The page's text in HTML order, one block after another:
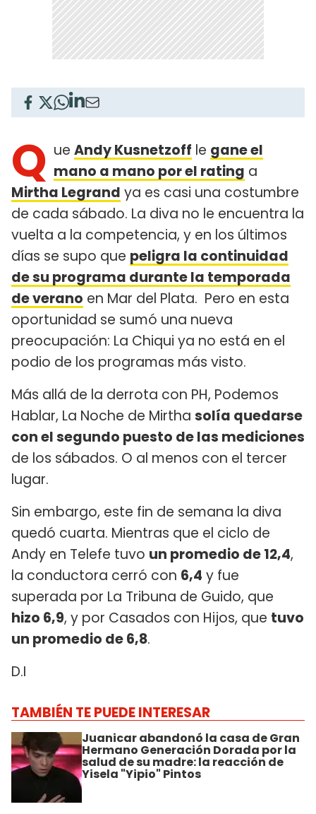
Q ue Andy Kusnetzoff le gane el
mano a mano por el rating a
Mirtha Legrand ya es casi una costumbre
de cada sábado. La diva no le encuentra la
vuelta a la competencia, y en los últimos
días se supo que peligra la continuidad
de su programa durante la temporada
de verano en Mar del Plata. Pero en esta
oportunidad se sumó una nueva
preocupación: La Chiqui ya no está en el
podio de los programas más visto.
Más allá de la derrota con PH, Podemos
Hablar, La Noche de Mirtha solía quedarse
con el segundo puesto de las mediciones
de los sábados. O al menos con el tercer
lugar.
Sin embargo, este fin de semana la diva
quedó cuarta. Mientras que el ciclo de
Andy en Telefe tuvo un promedio de 12,4,
la conductora cerró con 6,4 y fue
superada por La Tribuna de Guido, que
hizo 6,9, y por Casados con Hijos, que tuvo
un promedio de 6,8.
D.I
TAMBIÉN TE PUEDE INTERESAR
Juanicar abandonó la casa de Gran
Hermano Generación Dorada por la
salud de su madre: la reacción de
Yisela "Yipio" Pintos